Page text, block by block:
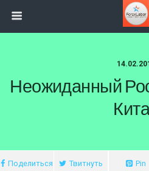
Неожиданный
Поделиться Твитнуть Pin